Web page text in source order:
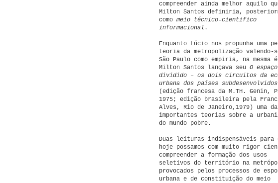
compreender ainda melhor aquilo
Milton Santos definiria,
como meio técnico-cientifico
informacional .
Enquanto Lúcio nos propunha uma
teoria da metropolização valendo-
São Paulo como empiria, na mesma
Milton Santos lançava seu O espaço
dividido – os dois circuitos da
urbana dos países subdesenvolvidos
(edição francesa da M.TH. Genin,
1975; edição brasileira pela
Alves, Rio de Janeiro,1979) uma
importantes teorias sobre a
do mundo pobre.
Duas leituras indispensáveis para
hoje possamos com muito rigor
compreender a formação dos usos
seletivos do território na
provocados pelos processos de
urbana e de constituição do meio